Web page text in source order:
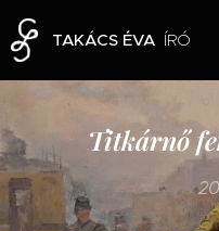
TAKÁCS ÉVA ÍRÓ
Titkárnő